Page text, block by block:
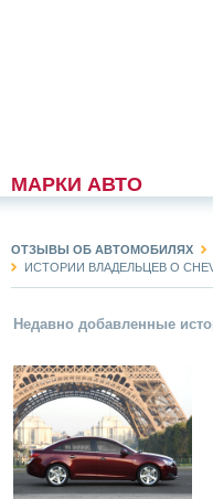
МАРКИ АВТО
ОТЗЫВЫ ОБ АВТОМОБИЛЯХ
ИСТОРИИ ВЛАДЕЛЬЦЕВ О
Недавно добавленные